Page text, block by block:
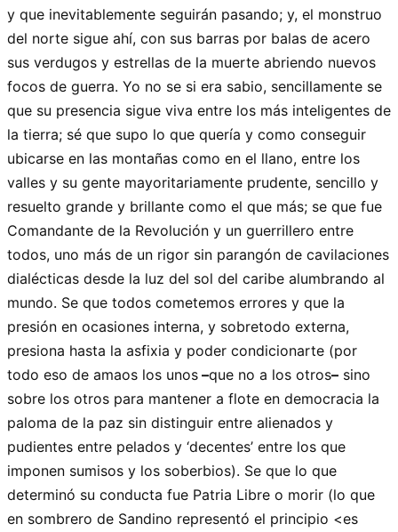
y que inevitablemente seguirán pasando; y, el monstruo
del norte sigue ahí, con sus barras por balas de acero
sus verdugos y estrellas de la muerte abriendo nuevos
focos de guerra. Yo no se si era sabio, sencillamente se
que su presencia sigue viva entre los más inteligentes de
la tierra; sé que supo lo que quería y como conseguir
ubicarse en las montañas como en el llano, entre los
valles y su gente mayoritariamente prudente, sencillo y
resuelto grande y brillante como el que más; se que fue
Comandante de la Revolución y un guerrillero entre
todos, uno más de un rigor sin parangón de cavilaciones
dialécticas desde la luz del sol del caribe alumbrando al
mundo. Se que todos cometemos errores y que la
presión en ocasiones interna, y sobretodo externa,
presiona hasta la asfixia y poder condicionarte (por
todo eso de amaos los unos –que no a los otros– sino
sobre los otros para mantener a flote en democracia la
paloma de la paz sin distinguir entre alienados y
pudientes entre pelados y ‘decentes’ entre los que
imponen sumisos y los soberbios). Se que lo que
determinó su conducta fue Patria Libre o morir (lo que
en sombrero de Sandino representó el principio <es